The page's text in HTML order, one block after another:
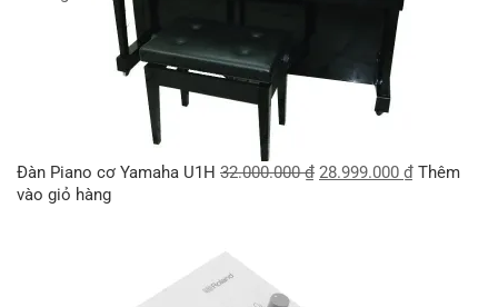
Đàn Piano cơ Yamaha U1H 32.000.000₫ 28.999.000 ₫ Thêm
vào giỏ hàng